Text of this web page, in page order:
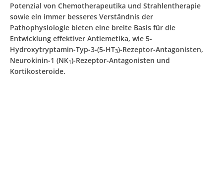
Potenzial von Chemotherapeutika und Strahlentherapie
sowie ein immer besseres Verständnis der
Pathophysiologie bieten eine breite Basis für die
Entwicklung effektiver Antiemetika, wie 5-
Hydroxytryptamin-Typ-3-(5-HT3)-Rezeptor-Antagonisten,
Neurokinin-1 (NK1)-Rezeptor-Antagonisten und
Kortikosteroide.